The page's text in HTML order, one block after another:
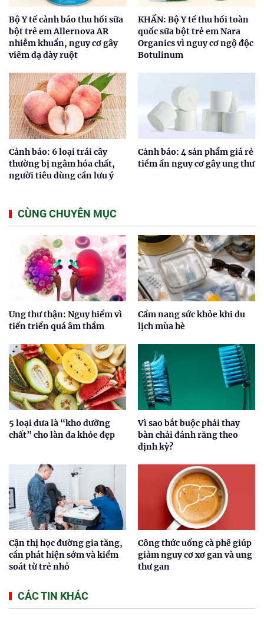
Bộ Y tế cảnh báo thu hồi sữa
bột trẻ em Allernova AR
nhiễm khuẩn, nguy cơ gây
viêm dạ dày ruột
KHẨN: Bộ Y tế thu hồi toàn
quốc sữa bột trẻ em Nara
Organics vì nguy cơ ngộ độc
Botulinum
Cảnh báo: 6 loại trái cây
thường bị ngâm hóa chất,
người tiêu dùng cần lưu ý
Cảnh báo: 4 sản phẩm giá rẻ
tiềm ẩn nguy cơ gây ung thư
CÙNG CHUYÊN MỤC
Ung thư thận: Nguy hiểm vì
tiến triển quá âm thầm
Cẩm nang sức khỏe khi du
lịch mùa hè
5 loại dưa là “kho dưỡng
chất” cho làn da khỏe đẹp
Vì sao bắt buộc phải thay
bàn chải đánh răng theo
định kỳ?
Cận thị học đường gia tăng,
cần phát hiện sớm và kiểm
soát từ trẻ nhỏ
Công thức uống cà phê giúp
giảm nguy cơ xơ gan và ung
thư gan
CÁC TIN KHÁC